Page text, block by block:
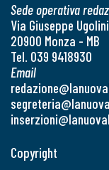
Sede operativa
Via Giuseppe
20900 Monza - MB
Tel. 039 9418930
Email
Copyright